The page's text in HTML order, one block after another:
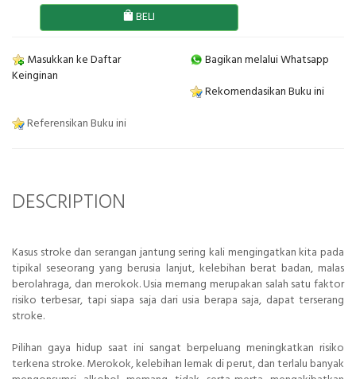
BELI
Masukkan ke Daftar
Keinginan
Bagikan melalui Whatsapp
Rekomendasikan Buku ini
Referensikan Buku ini
DESCRIPTION
Kasus stroke dan serangan jantung sering kali mengingatkan kita pada
tipikal seseorang yang berusia lanjut, kelebihan berat badan, malas
berolahraga, dan merokok. Usia memang merupakan salah satu faktor
risiko terbesar, tapi siapa saja dari usia berapa saja, dapat terserang
stroke.
Pilihan gaya hidup saat ini sangat berpeluang meningkatkan risiko
terkena stroke. Merokok, kelebihan lemak di perut, dan terlalu banyak